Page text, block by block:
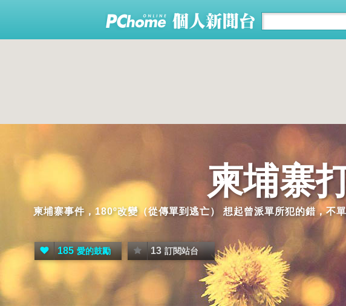
柬埔寨
柬埔寨事件，180º改變（從傳單到逃亡） 想起曾派單所犯的錯，不
185 愛的鼓勵 13 訂閱站台